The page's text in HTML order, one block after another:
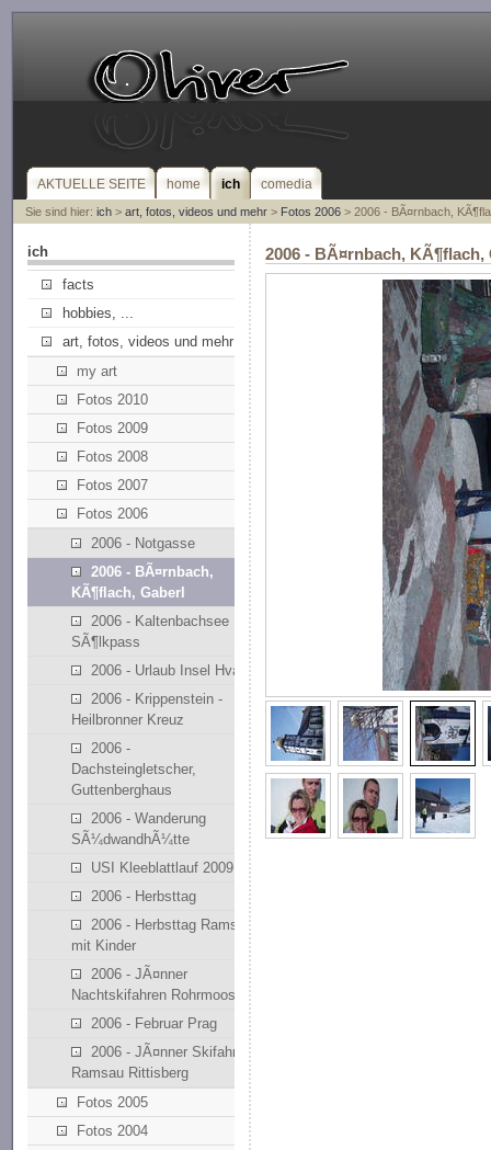
AKTUELLE SEITE home ich comedia
Sie sind hier: ich> art, fotos, videos und mehr> Fotos 2006> 2006 - BÃ¤rnbach,
ich
facts
hobbies, ...
art, fotos, videos und mehr
my art
Fotos 2010
Fotos 2009
Fotos 2008
Fotos 2007
Fotos 2006
2006 - Notgasse
2006 - BÃ¤rnbach,
KÃ¶flach, Gaberl
2006 - Kaltenbachsee
SÃ¶lkpass
2006 - Urlaub Insel Hvar
2006 - Krippenstein -
Heilbronner Kreuz
2006 -
Dachsteingletscher,
Guttenberghaus
2006 - Wanderung
SÃ¼dwandhÃ¼tte
USI Kleeblattlauf 2009
2006 - Herbsttag
2006 - Herbsttag Ramsau
mit Kinder
2006 - JÃ¤nner
Nachtskifahren Rohrmoos
2006 - Februar Prag
2006 - JÃ¤nner Skifahren
Ramsau Rittisberg
Fotos 2005
Fotos 2004
2006 - BÃ¤rnbach, KÃ¶flach,